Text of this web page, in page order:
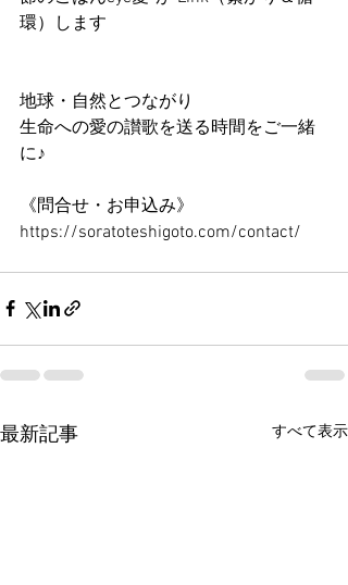
環）します
地球・自然とつながり
生命への愛の讃歌を送る時間をご一緒
に♪
《問合せ・お申込み》
https://soratoteshigoto.com/contact/
最新記事 すべて表示